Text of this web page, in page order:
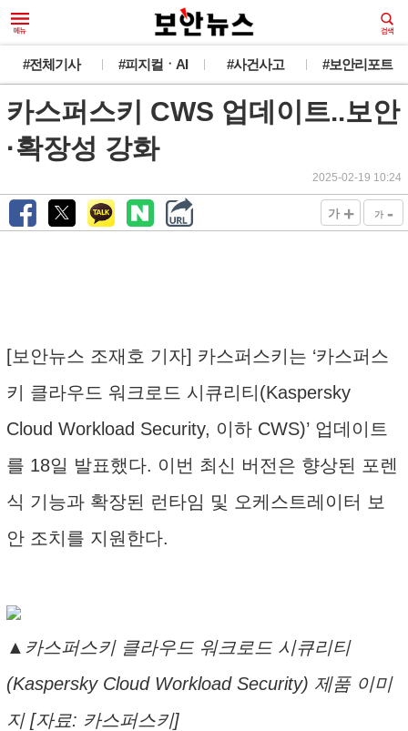
#전체기사 #피지컬ㆍAI #사건사고 #보안리포트
카스퍼스키 CWS 업데이트..보안
·확장성 강화
2025-02-19 10:24
가 + 가 -
[보안뉴스 조재호 기자] 카스퍼스키는 ‘카스퍼스
키 클라우드 워크로드 시큐리티(Kaspersky
Cloud Workload Security, 이하 CWS)’ 업데이트
를 18일 발표했다. 이번 최신 버전은 향상된 포렌
식 기능과 확장된 런타임 및 오케스트레이터 보
안 조치를 지원한다.
▲카스퍼스키 클라우드 워크로드 시큐리티
(Kaspersky Cloud Workload Security) 제품 이미
지 [자료: 카스퍼스키]